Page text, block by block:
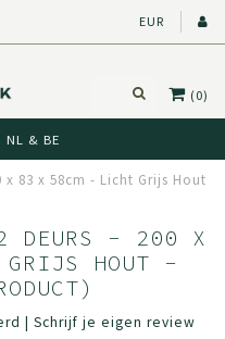
EUR
(0)
NL & BE
x 83 x 58cm - Licht Grijs Hout
2 DEURS - 200 X
HOUT -
| Schrijf je eigen review